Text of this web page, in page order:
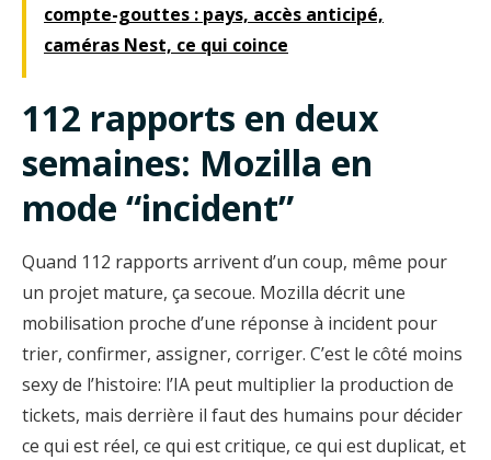
compte-gouttes : pays, accès anticipé,
caméras Nest, ce qui coince
112 rapports en deux
semaines: Mozilla en
mode “incident”
Quand 112 rapports arrivent d’un coup, même pour
un projet mature, ça secoue. Mozilla décrit une
mobilisation proche d’une réponse à incident pour
trier, confirmer, assigner, corriger. C’est le côté moins
sexy de l’histoire: l’IA peut multiplier la production de
tickets, mais derrière il faut des humains pour décider
ce qui est réel, ce qui est critique, ce qui est duplicat, et